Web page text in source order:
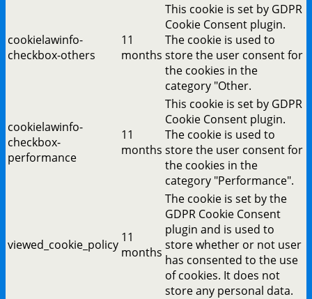
cookielawinfo-
checkbox-others
11
months
This cookie is set by GDPR
Cookie Consent plugin.
The cookie is used to
store the user consent for
the cookies in the
category "Other.
cookielawinfo-
checkbox-
performance
11
months
This cookie is set by GDPR
Cookie Consent plugin.
The cookie is used to
store the user consent for
the cookies in the
category "Performance".
viewed_cookie_policy 11
months
The cookie is set by the
GDPR Cookie Consent
plugin and is used to
store whether or not user
has consented to the use
of cookies. It does not
store any personal data.